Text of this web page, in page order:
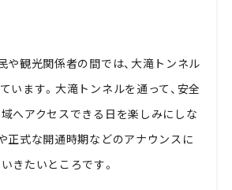
や観光関係者の間では、大滝トンネル
います。大滝トンネルを通って、安全
へアクセスできる日を楽しみにしな
正式な開通時期などのアナウンスに
きたいところです。